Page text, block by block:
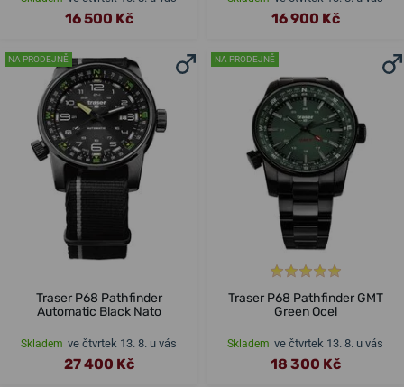
16 500 Kč 16 900 Kč
NA PRODEJNĚ
Traser P68 Pathfinder
Automatic Black Nato
Skladem ve čtvrtek 13. 8. u vás
27 400 Kč
NA PRODEJNĚ
Traser P68 Pathfinder GMT
Green Ocel
Skladem ve čtvrtek 13. 8. u vás
18 300 Kč